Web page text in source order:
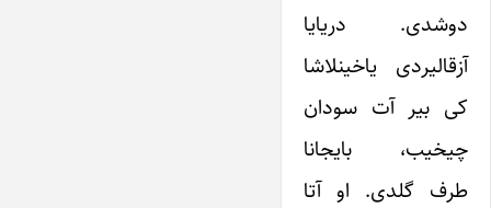
دوشدی. دریایا
آزقالیردی یاخینلاشا
کی ‌بیر آت سودان
چیخیب، بایجانا
طرف گلدی. ‌او آتا